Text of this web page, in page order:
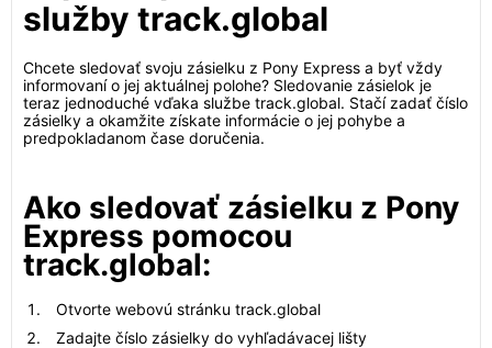
služby track.global
Chcete sledovať svoju zásielku z Pony Express a byť vždy
informovaní o jej aktuálnej polohe? Sledovanie zásielok je
teraz jednoduché vďaka službe track.global. Stačí zadať číslo
zásielky a okamžite získate informácie o jej pohybe a
predpokladanom čase doručenia.
Ako sledovať zásielku z Pony
Express pomocou
track.global:
Otvorte webovú stránku track.global
Zadajte číslo zásielky do vyhľadávacej lišty